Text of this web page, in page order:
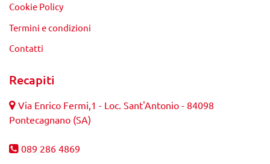
Cookie Policy
Termini e condizioni
Contatti
Recapiti
Via Enrico Fermi,1 - Loc. Sant'Antonio - 84098
Pontecagnano (SA)
089 286 4869